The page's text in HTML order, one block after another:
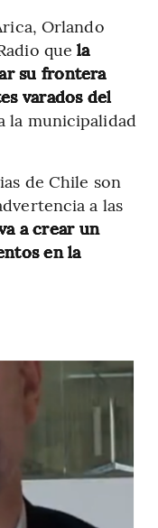
Orlando
quela
su frontera
varados del
la municipalidad
de Chile son
a las
a crear un
en la